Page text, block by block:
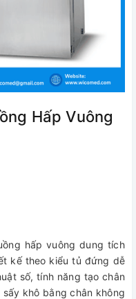
Hấp Vuông
hấp vuông dung tích
kế theo kiểu tủ đứng dễ
số, tính năng tạo chân
khô bằng chân không